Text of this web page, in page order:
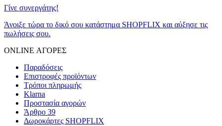
Γίνε συνεργάτης!
Άνοιξε τώρα το δικό σου κατάστημα SHOPFLIX και αύξησε τις
πωλήσεις σου.
ONLINE ΑΓΟΡΕΣ
Παραδόσεις
Επιστροφές προϊόντων
Τρόποι πληρωμής
Klarna
Προστασία αγορών
Άρθρο 39
Δωροκάρτες SHOPFLIX